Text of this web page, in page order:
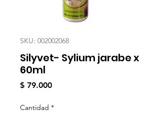
SKU: 002002068
Silyvet- Sylium jarabe x
60ml
$ 79.000Precio
Cantidad *